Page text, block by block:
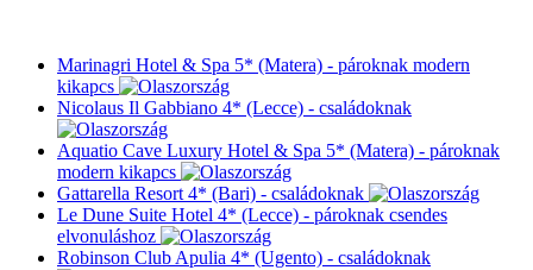
Marinagri Hotel & Spa 5* (Matera) - pároknak modern
kikapcs
Nicolaus Il Gabbiano 4* (Lecce) - családoknak
Aquatio Cave Luxury Hotel & Spa 5* (Matera) - pároknak
modern kikapcs
Gattarella Resort 4* (Bari) - családoknak
Le Dune Suite Hotel 4* (Lecce) - pároknak csendes
elvonuláshoz
Robinson Club Apulia 4* (Ugento) - családoknak